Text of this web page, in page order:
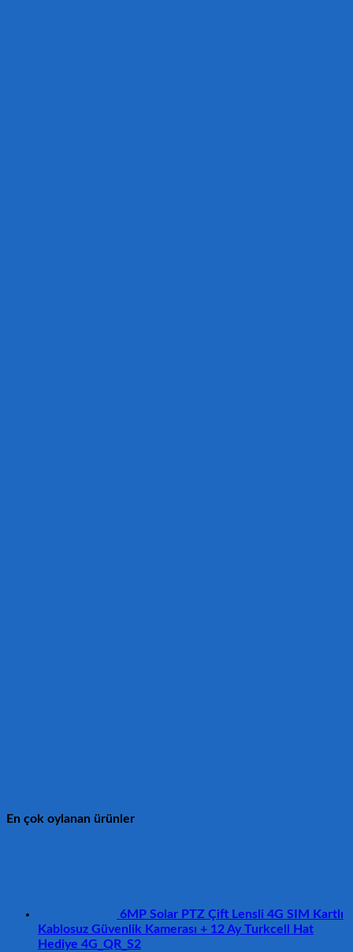
En çok oylanan ürünler
6MP Solar PTZ Çift Lensli 4G SIM Kartlı
Kablosuz Güvenlik Kamerası + 12 Ay Turkcell Hat
Hediye 4G_QR_S2